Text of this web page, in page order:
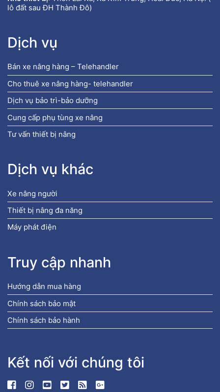
lô đất sau ĐH Thành Đô)
Dịch vụ
Bán xe nâng hàng – Telehandler
Cho thuê xe nâng hàng- telehandler
Dịch vụ bảo trì-bảo dưỡng
Cung cấp phụ tùng xe nâng
Tư vấn thiết bị nâng
Dịch vụ khác
Xe nâng người
Thiết bị nâng đa năng
Máy phát điện
Truy cập nhanh
Hướng dẫn mua hàng
Chính sách bảo mật
Chính sách bảo hành
Kết nối với chúng tôi